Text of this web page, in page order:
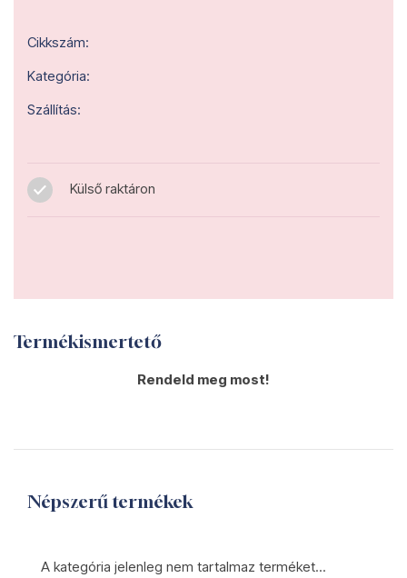
Cikkszám:
Kategória:
Szállítás:
Külső raktáron
Termékismertető
Rendeld meg most!
Népszerű termékek
A kategória jelenleg nem tartalmaz terméket...